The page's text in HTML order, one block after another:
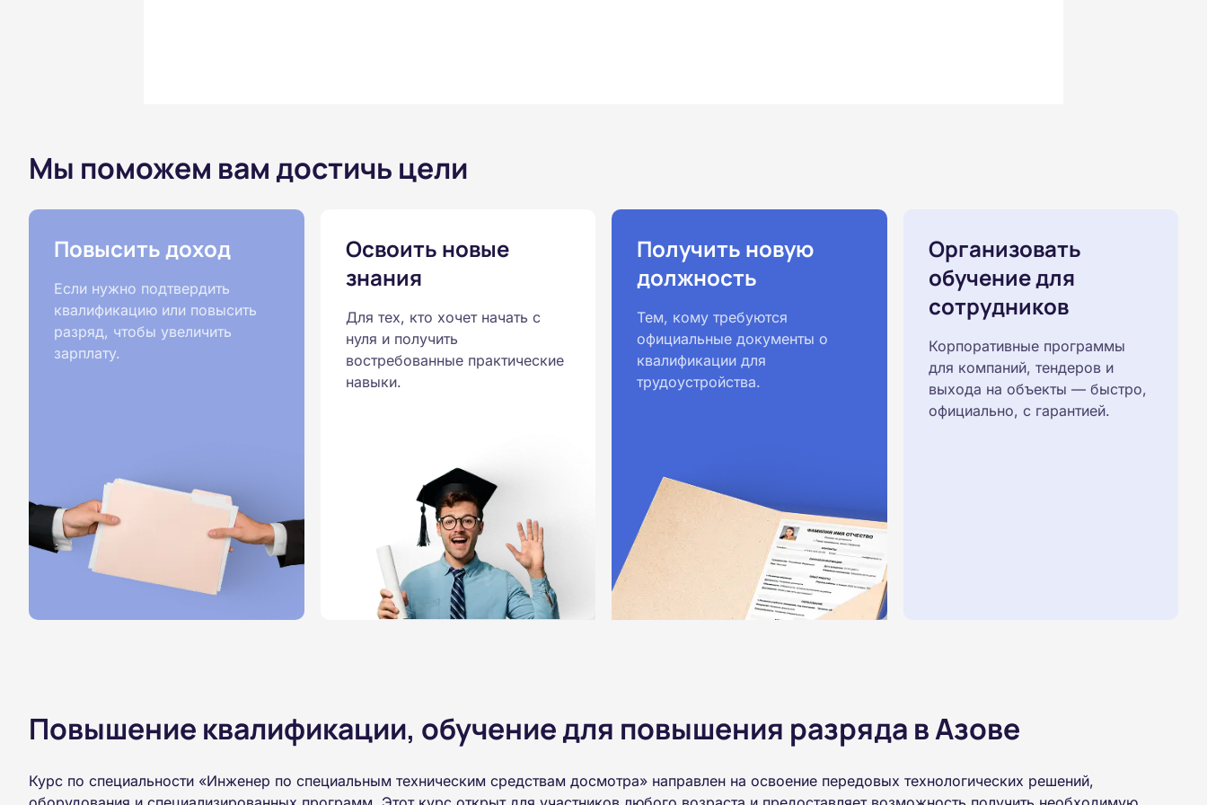
Мы поможем вам достичь цели
Повысить доход
Если нужно подтвердить
квалификацию или повысить
разряд, чтобы увеличить
зарплату.
Освоить новые
знания
Для тех, кто хочет начать с
нуля и получить
востребованные практические
навыки.
Получить новую
должность
Тем, кому требуются
официальные документы о
квалификации для
трудоустройства.
Организовать
обучение для
сотрудников
Корпоративные программы
для компаний, тендеров и
выхода на объекты — быстро,
официально, с гарантией.
Повышение квалификации, обучение для повышения разряда в Азове
Курс по специальности «Инженер по специальным техническим средствам досмотра» направлен на освоение передовых технологических решений,